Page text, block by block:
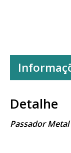
Detalhe
Passador